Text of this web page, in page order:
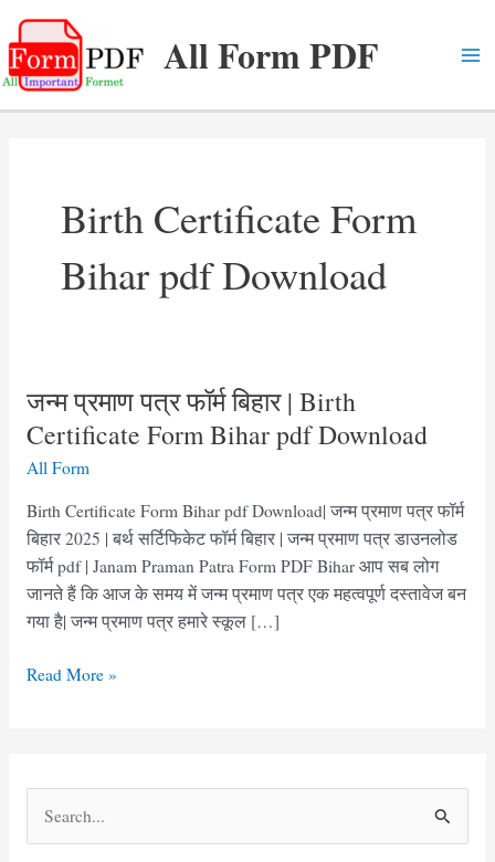
to
content
All Form PDF
Birth Certificate Form
Bihar pdf Download
जन्म प्रमाण पत्र फॉर्म बिहार | Birth
Certificate Form Bihar pdf Download
All Form
Birth Certificate Form Bihar pdf Download| जन्म प्रमाण पत्र फॉर्म
बिहार 2025 | बर्थ सर्टिफिकेट फॉर्म बिहार | जन्म प्रमाण पत्र डाउनलोड
फॉर्म pdf | Janam Praman Patra Form PDF Bihar आप सब लोग
जानते हैं कि आज के समय में जन्म प्रमाण पत्र एक महत्वपूर्ण दस्तावेज बन
गया है| जन्म प्रमाण पत्र हमारे स्कूल […]
जन्म
बिहार
Birth
Read More »